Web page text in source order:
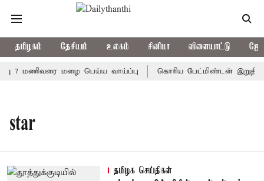
தமிழகம் தேசியம் உலகம் சினிமா விளையாட்டு
7 மணிவரை மழை பெய்ய வாய்ப்பு கொரிய பேட்மிண்டன் இறுதி
star
தமிழக செய்திகள்